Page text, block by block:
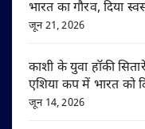
भारत का गौरव, दिया
जून 21, 2026
काशी के युवा हॉकी
एशिया कप में भारत को
जून 14, 2026